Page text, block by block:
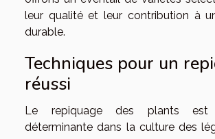
leur qualité et leur contribution à
durable.
Techniques pour un
réussi
Le repiquage des plants
déterminante dans la culture des